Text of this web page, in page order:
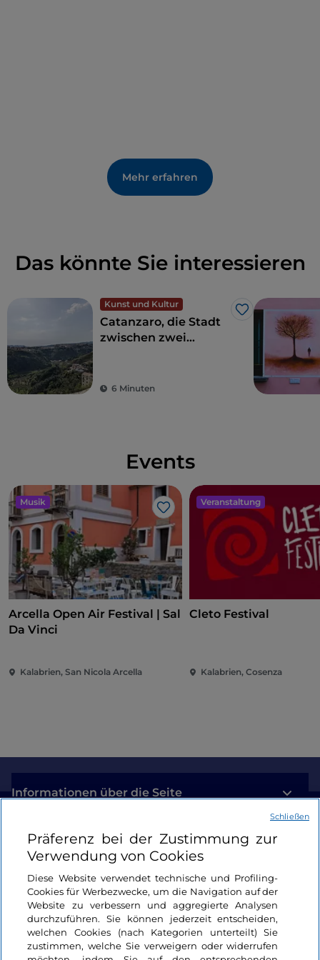
Mehr erfahren
Das könnte Sie interessieren
Kunst und Kultur
Like
Catanzaro, die Stadt
zwischen zwei
6 Minuten
Events
Musik
Like
Arcella Open Air Festival | Sal
Da Vinci
Kalabrien, San Nicola Arcella
Veranstaltung
Cleto Festival
Kalabrien, Cosenza
Informationen über die Seite
Nützliche Links
Login
Bleiben wir in Kontakt
Präferenz bei der Zustimmung zur
Verwendung von Cookies
Diese Website verwendet technische und Profiling-
Cookies für Werbezwecke, um die Navigation auf der
Website zu verbessern und aggregierte Analysen
durchzuführen. Sie können jederzeit entscheiden,
welchen Cookies (nach Kategorien unterteilt) Sie
zustimmen, welche Sie verweigern oder widerrufen
Schließen